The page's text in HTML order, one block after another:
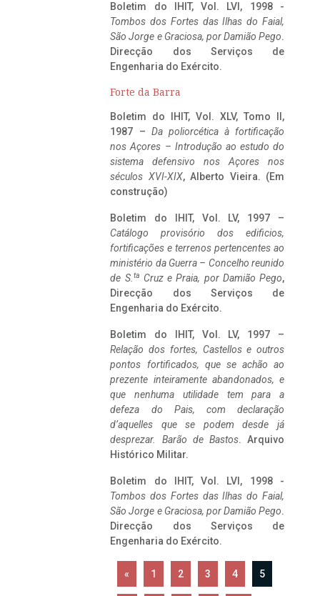
Boletim do IHIT, Vol. LVI, 1998 -
Tombos dos Fortes das Ilhas do Faial,
São Jorge e Graciosa, por Damião Pego.
Direcção dos Serviços de
Engenharia do Exército.
Forte da Barra
Boletim do IHIT, Vol. XLV, Tomo II,
1987 – Da poliorcética à fortificação
nos Açores – Introdução ao estudo do
sistema defensivo nos Açores nos
séculos XVI-XIX, Alberto Vieira. (Em
construção)
Boletim do IHIT, Vol. LV, 1997 –
Catálogo provisório dos edificios,
fortificações e terrenos pertencentes ao
ministério da Guerra – Concelho reunido
de S. ta Cruz e Praia, por Damião Pego,
Direcção dos Serviços de
Engenharia do Exército.
Boletim do IHIT, Vol. LV, 1997 –
Relação dos fortes, Castellos e outros
pontos fortificados, que se achão ao
prezente inteiramente abandonados, e
que nenhuma utilidade tem para a
defeza do Pais, com declaração
d’aquelles que se podem desde já
desprezar. Barão de Bastos. Arquivo
Histórico Militar.
Boletim do IHIT, Vol. LVI, 1998 -
Tombos dos Fortes das Ilhas do Faial,
São Jorge e Graciosa, por Damião Pego.
Direcção dos Serviços de
Engenharia do Exército.
« 1 2 3 4 5